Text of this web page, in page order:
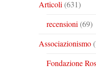
Articoli (631)
recensioni (69)
Associazionismo
Fondazione